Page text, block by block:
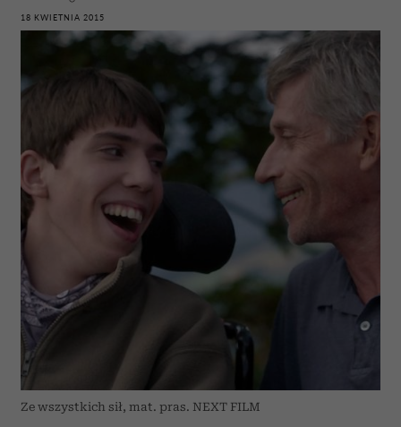
18 KWIETNIA 2015
Ze wszystkich sił, mat. pras. NEXT FILM